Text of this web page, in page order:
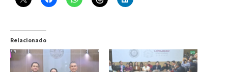
Relacionado